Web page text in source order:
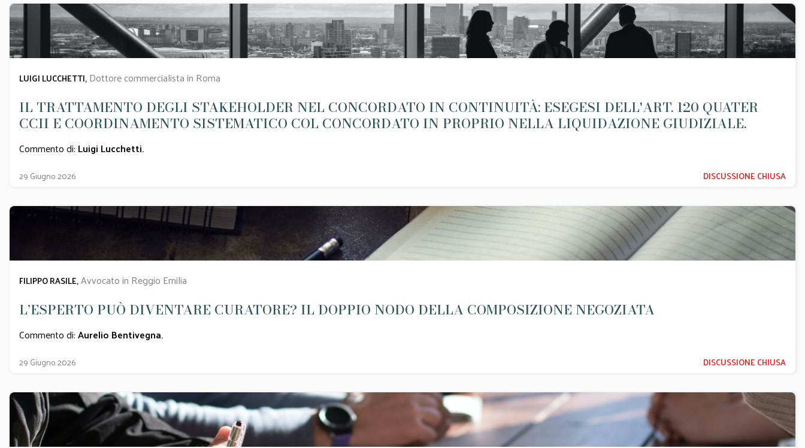
LUIGI LUCCHETTI, Dottore commercialista in Roma
IL TRATTAMENTO DEGLI STAKEHOLDER NEL CONCORDATO IN CONTINUITÀ: ESEGESI DELL'ART. 120 QUATER
CCII E COORDINAMENTO SISTEMATICO COL CONCORDATO IN PROPRIO NELLA LIQUIDAZIONE GIUDIZIALE.
Commento di: Luigi Lucchetti.
29 Giugno 2026 DISCUSSIONE CHIUSA
FILIPPO RASILE,Avvocato in Reggio Emilia
L’ESPERTO PUÒ DIVENTARE CURATORE? IL DOPPIO NODO DELLA COMPOSIZIONE NEGOZIATA
Commento di:Aurelio Bentivegna.
29 Giugno 2026 DISCUSSIONE CHIUSA